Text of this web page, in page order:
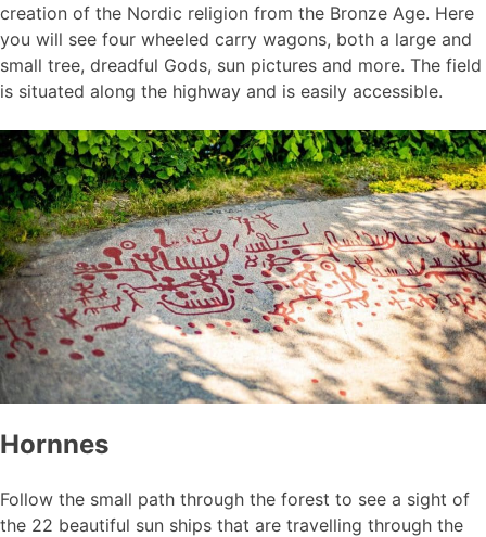
creation of the Nordic religion from the Bronze Age. Here
you will see four wheeled carry wagons, both a large and
small tree, dreadful Gods, sun pictures and more. The field
is situated along the highway and is easily accessible.
Hornnes
Follow the small path through the forest to see a sight of
the 22 beautiful sun ships that are travelling through the